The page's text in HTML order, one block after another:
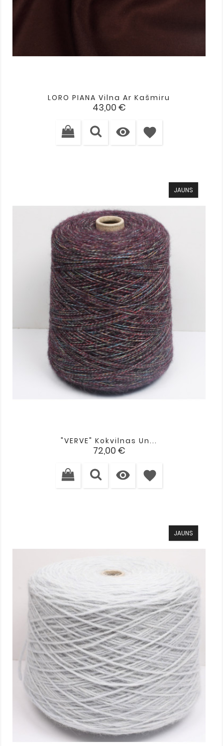
LORO PIANA Vilna Ar Kašmiru
Cena
43,00 €
 favorite
JAUNS
"VERVE" Kokvilnas Un...
Cena
72,00 €
 favorite
JAUNS